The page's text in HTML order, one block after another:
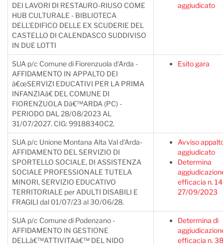
DEI LAVORI DI RESTAURO-RIUSO COME
HUB CULTURALE - BIBLIOTECA
DELL'EDIFICO DELLE EX SCUDERIE DEL
CASTELLO DI CALENDASCO SUDDIVISO
IN DUE LOTTI
aggiudicato
SUA p/c Comune di Fiorenzuola d'Arda -
AFFIDAMENTO IN APPALTO DEI
â€œSERVIZI EDUCATIVI PER LA PRIMA
INFANZIAâ€ DEL COMUNE DI
FIORENZUOLA Dâ€™ARDA (PC) -
PERIODO DAL 28/08/2023 AL
31/07/2027. CIG: 99188340C2.
Esito gara
SUA p/c Unione Montana Alta Val d'Arda-
AFFIDAMENTO DEL SERVIZIO DI
SPORTELLO SOCIALE, DI ASSISTENZA
SOCIALE PROFESSIONALE TUTELA
MINORI, SERVIZIO EDUCATIVO
TERRITORIALE per ADULTI DISABILI E
FRAGILI dal 01/07/23 al 30/06/28.
Avviso
aggiudicato
Determina
efficacia n.
27/09/2023
SUA p/c Comune di Podenzano -
AFFIDAMENTO IN GESTIONE
DELLâ€™ATTIVITAâ€™ DEL NIDO
Determina di
efficacia n.